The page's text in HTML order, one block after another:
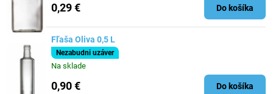
0,29 € Do košíka
Fľaša Oliva 0,5 L
Nezabudni uzáver
Na sklade
0,90 € Do košíka